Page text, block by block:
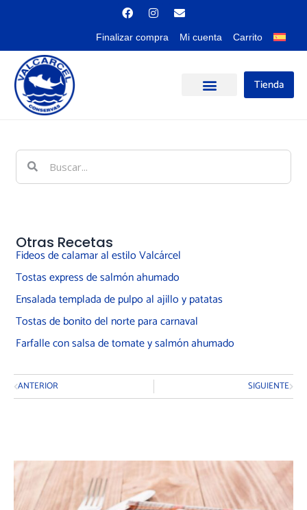
F
a
e
b
I
n
t
a
E
n
v
e
l
Finalizar compra Mi cuenta Carrito
Tienda
Ant
ANTERIOR SIGUIENTE
BuscarBuscar
Otras Recetas
Fideos de calamar al estilo Valcárcel
Tostas express de salmón ahumado
Ensalada templada de pulpo al ajillo y patatas
Tostas de bonito del norte para carnaval
Farfalle con salsa de tomate y salmón ahumado